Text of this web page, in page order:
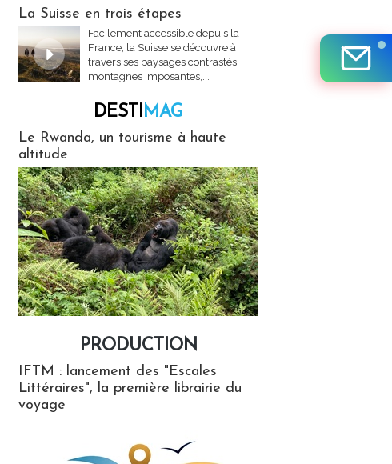
La Suisse en trois étapes
Facilement accessible depuis la
France, la Suisse se découvre à
travers ses paysages contrastés,
montagnes imposantes,...
DESTIMAG
Le Rwanda, un tourisme à haute
altitude
PRODUCTION
IFTM : lancement des "Escales
Littéraires", la première librairie du
voyage